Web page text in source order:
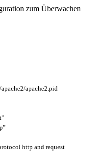
zum Überwachen
/apache2/apache2 pid
http and request